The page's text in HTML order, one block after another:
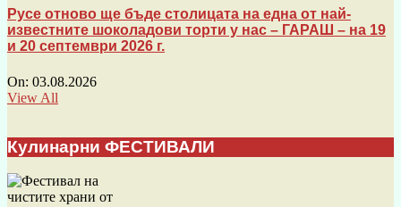
Русе отново ще бъде столицата на една от най-
известните шоколадови торти у нас – ГАРАШ – на 19
и 20 септември 2026 г.
On: 03.08.2026
View All
Кулинарни ФЕСТИВАЛИ